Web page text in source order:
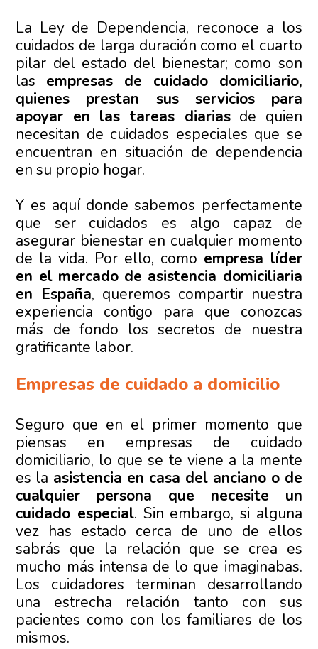
La Ley de Dependencia, reconoce a los
cuidados de larga duración como el cuarto
pilar del estado del bienestar; como son
las empresas de cuidado domiciliario,
quienes prestan sus servicios para
apoyar en las tareas diariasde quien
necesitan de cuidados especiales que se
encuentran en situación de dependencia
en su propio hogar.
Y es aquí donde sabemos perfectamente
que ser cuidados es algo capaz de
asegurar bienestar en cualquier momento
de la vida. Por ello, como empresa líder
en el mercado de asistencia domiciliaria
en España, queremos compartir nuestra
experiencia contigo para que conozcas
más de fondo los secretos de nuestra
gratificante labor.
Empresas de cuidado a domicilio
Seguro que en el primer momento que
piensas en empresas de cuidado
domiciliario, lo que se te viene a la mente
es la asistencia en casa del anciano o de
cualquier persona que necesite un
cuidado especial. Sin embargo, si alguna
vez has estado cerca de uno de ellos
sabrás que la relación que se crea es
mucho más intensa de lo que imaginabas.
Los cuidadores terminan desarrollando
una estrecha relación tanto con sus
pacientes como con los familiares de los
mismos.